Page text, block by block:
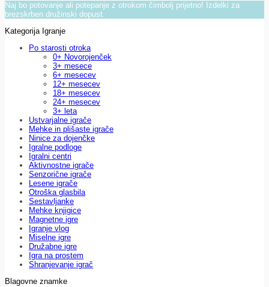
Naj bo potovanje ali potepanje z otrokom čimbolj prijetno! Izdelki za
brezskrben družinski dopust.
Kategorija Igranje
Po starosti otroka
0+ Novorojenček
3+ mesece
6+ mesecev
12+ mesecev
18+ mesecev
24+ mesecev
3+ leta
Ustvarjalne igrače
Mehke in plišaste igrače
Ninice za dojenčke
Igralne podloge
Igralni centri
Aktivnostne igrače
Senzorične igrače
Lesene igrače
Otroška glasbila
Sestavljanke
Mehke knjigice
Magnetne igre
Igranje vlog
Miselne igre
Družabne igre
Igra na prostem
Shranjevanje igrač
Blagovne znamke